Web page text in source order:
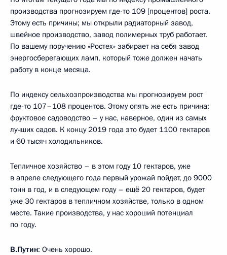
производства прогнозируем где-то 109 [процентов] роста.
Этому есть причины; мы открыли радиаторный завод,
швейное производство, завод полимерных труб работает.
По вашему поручению «Ростех» забирает на себя завод
энергосберегающих ламп, который тоже должен начать
работу в конце месяца.
По индексу сельхозпроизводства мы прогнозируем рост
где-то 107–108 процентов. Этому опять же есть причина:
фруктовое садоводство – у нас, наверное, один из самых
лучших садов. К концу 2019 года это будет 1100 гектаров
и 60 тысяч холодильников.
Тепличное хозяйство – в этом году 10 гектаров, уже
в апреле следующего года первый урожай пойдет, до 9000
тонн в год, и в следующем году – ещё 20 гектаров, будет
уже 30 гектаров в тепличном хозяйстве, только в одном
месте. Такие производства, у нас хороший потенциал
по году.
В.Путин: Очень хорошо.